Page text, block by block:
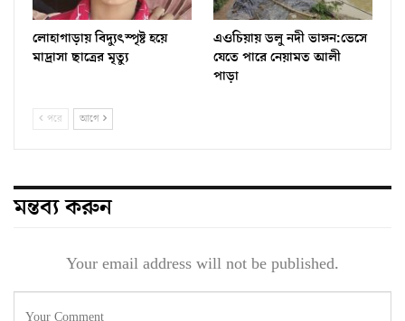
লোহাগাড়ায় বিদ্যুৎস্পৃষ্ট হয়ে
মাদ্রাসা ছাত্রের মৃত্যু
এওচিয়ায় ডলু নদী ভাঙ্গন:ভেসে
যেতে পারে নেয়ামত আলী
পাড়া
পরে আগে
মন্তব্য করুন
Your email address will not be published.